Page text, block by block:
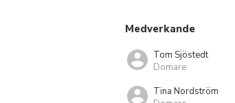
Medverkande
Tom Sjöstedt
Domare
Tina Nordström